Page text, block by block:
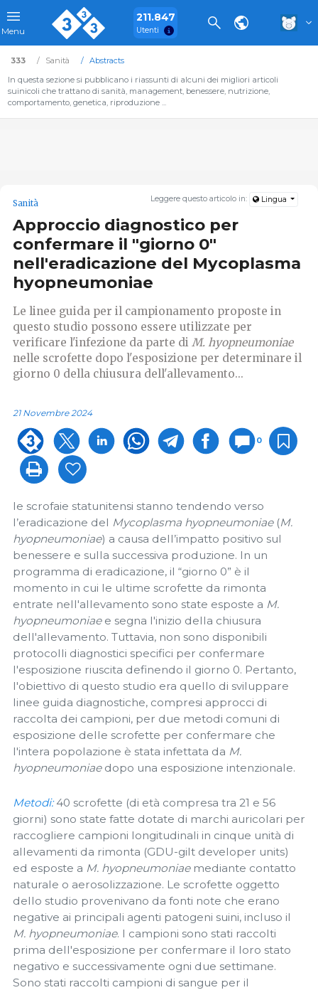
Menu
211.847
Utenti
333 Sanità
Abstracts
In questa sezione si pubblicano i riassunti di alcuni dei migliori articoli
suinicoli che trattano di sanità, management, benessere, nutrizione,
comportamento, genetica, riproduzione ...
Leggere questo articolo in: Lingua
Sanità
Approccio diagnostico per
confermare il "giorno 0"
nell'eradicazione del Mycoplasma
hyopneumoniae
Le linee guida per il campionamento proposte in
questo studio possono essere utilizzate per
verificare l'infezione da parte di M. hyopneumoniae
nelle scrofette dopo l'esposizione per determinare il
giorno 0 della chiusura dell'allevamento...
21 Novembre 2024
0
le scrofaie statunitensi stanno tendendo verso
l’eradicazione del Mycoplasma hyopneumoniae(M.
hyopneumoniae) a causa dell’impatto positivo sul
benessere e sulla successiva produzione. In un
programma di eradicazione, il “giorno 0” è il
momento in cui le ultime scrofette da rimonta
entrate nell'allevamento sono state esposte a M.
hyopneumoniaee segna l'inizio della chiusura
dell'allevamento. Tuttavia, non sono disponibili
protocolli diagnostici specifici per confermare
l'esposizione riuscita definendo il giorno 0. Pertanto,
l'obiettivo di questo studio era quello di sviluppare
linee guida diagnostiche, compresi approcci di
raccolta dei campioni, per due metodi comuni di
esposizione delle scrofette per confermare che
l'intera popolazione è stata infettata da M.
hyopneumoniaedopo una esposizione intenzionale.
Metodi:40 scrofette (di età compresa tra 21 e 56
giorni) sono state fatte dotate di marchi auricolari per
raccogliere campioni longitudinali in cinque unità di
allevamenti da rimonta (GDU-gilt developer units)
ed esposte a M. hyopneumoniaemediante contatto
naturale o aerosolizzazione. Le scrofette oggetto
dello studio provenivano da fonti note che erano
negative ai principali agenti patogeni suini, incluso il
M. hyopneumoniae. I campioni sono stati raccolti
prima dell'esposizione per confermare il loro stato
negativo e successivamente ogni due settimane.
Sono stati raccolti campioni di sangue per il